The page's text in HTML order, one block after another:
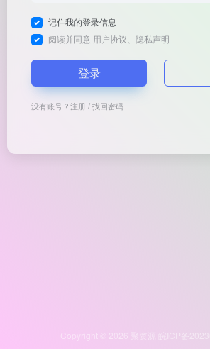
记住我的登录信息
阅读并同意 用户协议 隐私声明
登录
没有账号？注册/找回密码
Copyright © 2026